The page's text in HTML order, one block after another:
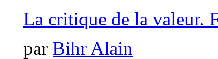
La critique de la valeur.
par Bihr Alain